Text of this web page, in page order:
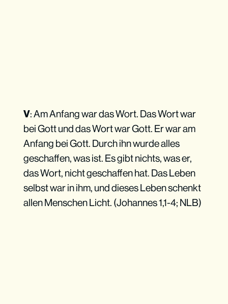
V: Am Anfang war das Wort. Das Wort war
bei Gott und das Wort war Gott. Er war am
Anfang bei Gott. Durch ihn wurde alles
geschaffen, was ist. Es gibt nichts, was er,
das Wort, nicht geschaffen hat. Das Leben
selbst war in ihm, und dieses Leben schenkt
allen Menschen Licht. (Johannes 1,1-4; NLB)